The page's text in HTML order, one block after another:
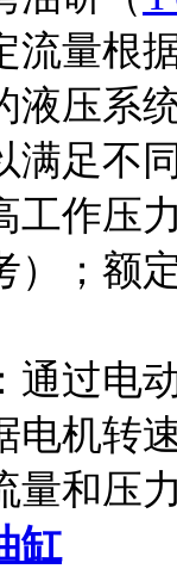
流量根
液压系
满足不
工作压
）；额
通过电
电机转
量和压
缸